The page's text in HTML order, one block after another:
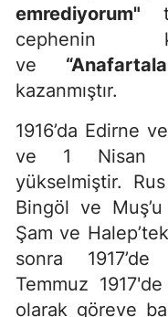
emrediyorum"
cephenin
ve
kazanmıştır.
1916’da Edirne
ve 1 Nisan
yükselmiştir.
Bingöl ve Muş’u
Şam ve
sonra
Temmuz
olarak göreve